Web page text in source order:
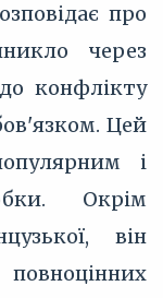
про
через
конфлікту
Цей
і
Окрім
він